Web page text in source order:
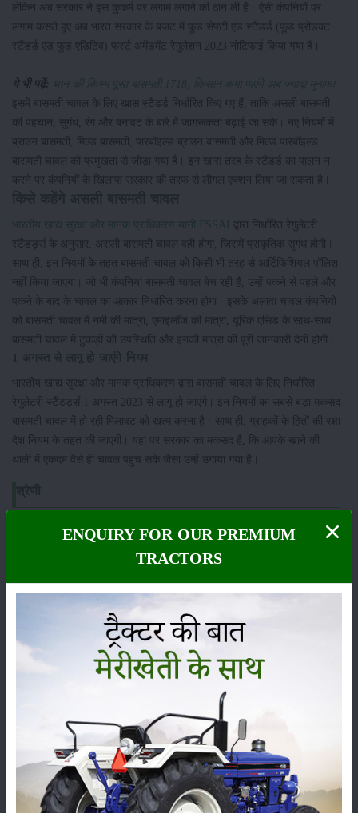
लेकिन अब सरकार ने इस कुकर्म पर लगाम लगाने की ठान ली है। ऐसी कंपनियों पर
लगाम कसते हुए अब भारत सरकार के बजट में फूड सेफ्टी एंड स्टैंडर्ड (फूड प्रोडक्ट
स्टैंडर्ड एंड फूड एडिटिव) फर्स्ट अमेंडमेंट रेगुलेशन 2023 नोटिफाई किया गया है।
ये भी पढ़ें:
धान की किस्म पूसा बासमती 1718, किसान कमा पाएंगे अब ज्यादा मुनाफा
इसमें बासमती चावल के लिए खास स्टैंडर्ड निर्धारित किए गए हैं, ताकि असली बासमती
की पहचान, सुगंध, रंग और बनावट के बारे में जागरूकता बढ़ाई जा सके। नए नियमों में
ब्राउन बासमती, मिल्ड बासमती, पारबॉइल्ड ब्राउन बासमती और मिल्ड पारबॉइल्ड
बासमती चावल को प्रमुखता से जोड़ा गया है। इन खास तरह के स्टैंडर्ड का पालन न
करने पर कंपनियों के खिलाफ सरकार की तरफ से लीगल एक्शन लिया जा सकता है।
भारतीय खाद्य सुरक्षा और मानक प्राधिकरण यानी FSSAI द्वारा निर्धारित रेगुलेटरी
स्टैंडर्ड्स के अनुसार, असली बासमती चावल वही होगा, जिसमें प्राकृतिक सुगंध होगी।
साथ ही, इन नियमों के तहत बासमती चावल को किसी भी तरह से आर्टिफिशियल पॉलिश
नहीं किया जाएगा। जो भी कंपनियां बासमती चावल बेच रही हैं, उन्हें पकने से पहले और
पकने के बाद के चावल का आकार निर्धारित करना होगा। इसके अलावा चावल कंपनियों
को बासमती चावल में नमी की मात्रा, एमाइलॉज की मात्रा, यूरिक एसिड के साथ-साथ
बासमती चावल में टुकड़ों की उपस्थिति और इनकी मात्रा की पूरी जानकारी देनी होगी।
भारतीय खाद्य सुरक्षा और मानक प्राधिकरण द्वारा बासमती चावल के लिए निर्धारित
रेगुलेटरी स्टैंडर्ड्स 1 अगस्त 2023 से लागू हो जाएंगे। इन नियमों का सबसे बड़ा मकसद
बासमती चावल में हो रही मिलावट को खत्म करना है। साथ ही, ग्राहकों के हितों की रक्षा
देश नियम के तहत की जाएगी। यहां पर सरकार का मकसद है, कि आपके खाने की
थाली में एकदम वैसे ही चावल पहुंच सके जैसा उन्हें उगाया गया है।
कीटनाशक पशुपालन
कृषि यंत्र समाचार
ENQUIRY FOR OUR PREMIUM
TRACTORS